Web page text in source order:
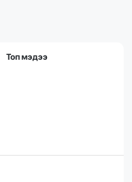
Топ мэдээ